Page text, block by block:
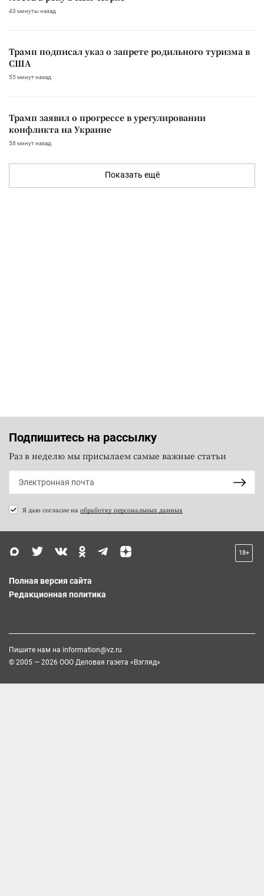
43 минуты назад
Трамп подписал указ о запрете родильного туризма в
США
55 минут назад
Трамп заявил о прогрессе в урегулировании
конфликта на Украине
58 минут назад
Показать ещё
Подпишитесь на рассылку
Раз в неделю мы присылаем самые важные статьи
Я даю согласие на обработку персональных данных
18+
Полная версия сайта
Редакционная политика
Пишите нам на information@vz.ru
© 2005 — 2026 ООО Деловая газета «Взгляд»